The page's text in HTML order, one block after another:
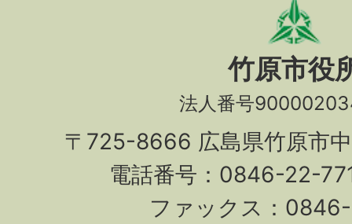
竹原市役
法人番号
〒725-8666 広島県竹原市
電話番号：0846-22-
ファックス：